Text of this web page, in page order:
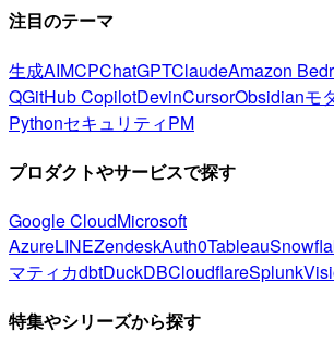
注目のテーマ
生成AIMCPChatGPTClaudeAmazon
QGitHub CopilotDevinCursorObsidianモ
PythonセキュリティPM
プロダクトやサービスで探す
Google CloudMicrosoft
AzureLINEZendeskAuth0Tableau
マティカdbtDuckDBCloudflareSplunk
特集やシリーズから探す